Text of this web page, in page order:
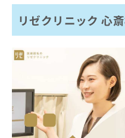
リゼクリニック 心